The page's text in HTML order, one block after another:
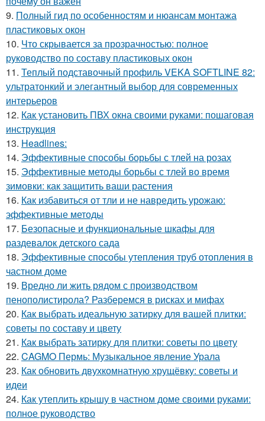
9. Полный гид по особенностям и нюансам монтажа
пластиковых окон
10. Что скрывается за прозрачностью: полное
руководство по составу пластиковых окон
11. Теплый подставочный профиль VEKA SOFTLINE 82:
ультратонкий и элегантный выбор для современных
интерьеров
12. Как установить ПВХ окна своими руками: пошаговая
инструкция
13. Headlines:
14. Эффективные способы борьбы с тлей на розах
15. Эффективные методы борьбы с тлей во время
зимовки: как защитить ваши растения
16. Как избавиться от тли и не навредить урожаю:
эффективные методы
17. Безопасные и функциональные шкафы для
раздевалок детского сада
18. Эффективные способы утепления труб отопления в
частном доме
19. Вредно ли жить рядом с производством
пенополистирола? Разберемся в рисках и мифах
20. Как выбрать идеальную затирку для вашей плитки:
советы по составу и цвету
21. Как выбрать затирку для плитки: советы по цвету
22. CAGMO Пермь: Музыкальное явление Урала
23. Как обновить двухкомнатную хрущёвку: советы и
идеи
24. Как утеплить крышу в частном доме своими руками:
полное руководство